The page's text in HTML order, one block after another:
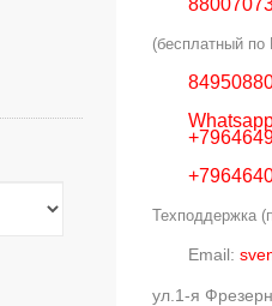
(бесплатный
Техподдержка
Email:
ул.1-я